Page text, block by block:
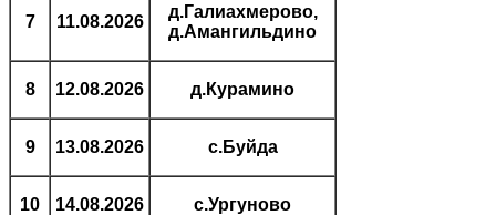
7 11.08.2026
д.Галиахмерово,
д.Амангильдино
8 12.08.2026 д.Курамино
9 13.08.2026 с.Буйда
10 14.08.2026 с.Ургуново